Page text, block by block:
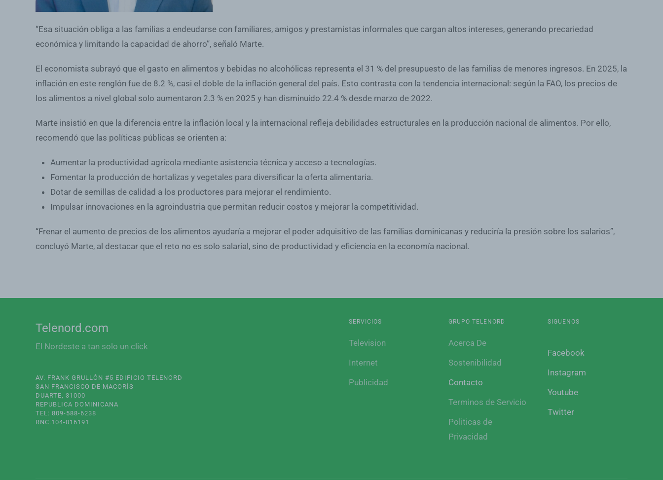
“Esa situación obliga a las familias a endeudarse con familiares, amigos y prestamistas informales que cargan altos intereses, generando precariedad
económica y limitando la capacidad de ahorro”, señaló Marte.
El economista subrayó que el gasto en alimentos y bebidas no alcohólicas representa el 31 % del presupuesto de las familias de menores ingresos. En 2025, la
inflación en este renglón fue de 8.2 %, casi el doble de la inflación general del país. Esto contrasta con la tendencia internacional: según la FAO, los precios de
los alimentos a nivel global solo aumentaron 2.3 % en 2025 y han disminuido 22.4 % desde marzo de 2022.
Marte insistió en que la diferencia entre la inflación local y la internacional refleja debilidades estructurales en la producción nacional de alimentos. Por ello,
recomendó que las políticas públicas se orienten a:
Aumentar la productividad agrícola mediante asistencia técnica y acceso a tecnologías.
Fomentar la producción de hortalizas y vegetales para diversificar la oferta alimentaria.
Dotar de semillas de calidad a los productores para mejorar el rendimiento.
Impulsar innovaciones en la agroindustria que permitan reducir costos y mejorar la competitividad.
“Frenar el aumento de precios de los alimentos ayudaría a mejorar el poder adquisitivo de las familias dominicanas y reduciría la presión sobre los salarios”,
concluyó Marte, al destacar que el reto no es solo salarial, sino de productividad y eficiencia en la economía nacional.
Telenord.com
El Nordeste a tan solo un click
AV. FRANK GRULLÓN #5 EDIFICIO TELENORD
SAN FRANCISCO DE MACORÍS
DUARTE, 31000
REPUBLICA DOMINICANA
TEL: 809-588-6238
RNC:104-016191
SERVICIOS
Television
Internet
Publicidad
GRUPO TELENORD
Acerca De
Sostenibilidad
Contacto
Terminos de Servicio
Politicas de
Privacidad
SIGUENOS
Facebook
Instagram
Youtube
Twitter